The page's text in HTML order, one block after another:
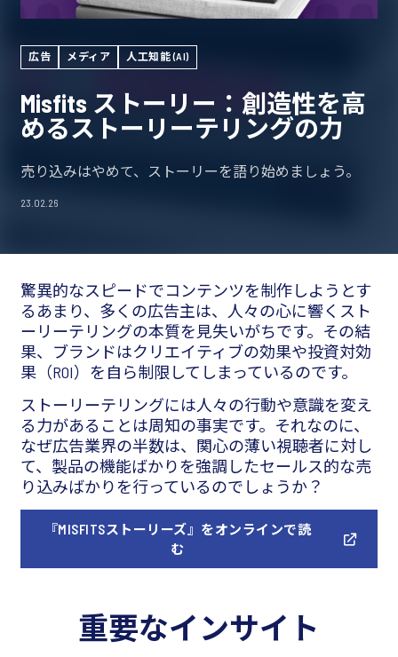
広告 メディア 人工知能 (AI)
Misfits ストーリー：創造性を高
めるストーリーテリングの力
売り込みはやめて、ストーリーを語り始めましょう。
23.02.26
驚異的なスピードでコンテンツを制作しようとす
るあまり、多くの広告主は、人々の心に響くスト
ーリーテリングの本質を見失いがちです。その結
果、ブランドはクリエイティブの効果や投資対効
果（ROI）を自ら制限してしまっているのです。
ストーリーテリングには人々の行動や意識を変え
る力があることは周知の事実です。それなのに、
なぜ広告業界の半数は、関心の薄い視聴者に対し
て、製品の機能ばかりを強調したセールス的な売
り込みばかりを行っているのでしょうか？
『MISFITSストーリーズ』をオンラインで読
む
重要なインサイト